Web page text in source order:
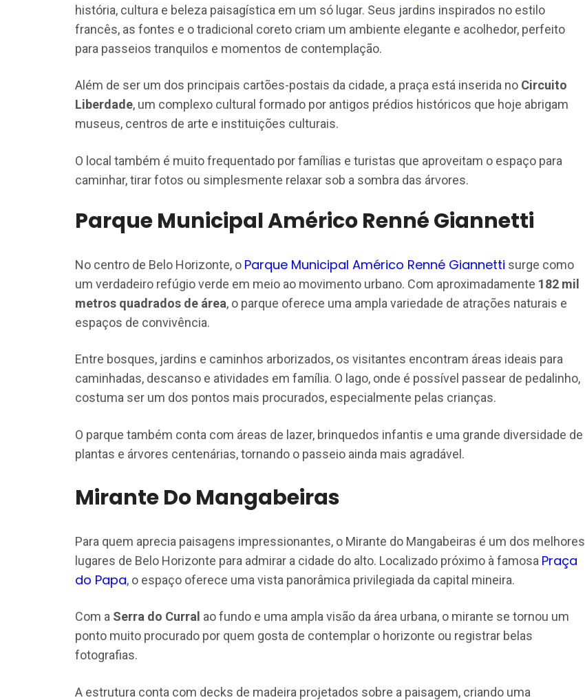
história, cultura e beleza paisagística em um só lugar. Seus jardins inspirados no estilo
francês, as fontes e o tradicional coreto criam um ambiente elegante e acolhedor, perfeito
para passeios tranquilos e momentos de contemplação.
Além de ser um dos principais cartões-postais da cidade, a praça está inserida no Circuito
Liberdade, um complexo cultural formado por antigos prédios históricos que hoje abrigam
museus, centros de arte e instituições culturais.
O local também é muito frequentado por famílias e turistas que aproveitam o espaço para
caminhar, tirar fotos ou simplesmente relaxar sob a sombra das árvores.
Parque Municipal Américo Renné Giannetti
No centro de Belo Horizonte, o Parque Municipal Américo Renné Giannetti surge como
um verdadeiro refúgio verde em meio ao movimento urbano. Com aproximadamente 182 mil
metros quadrados de área, o parque oferece uma ampla variedade de atrações naturais e
espaços de convivência.
Entre bosques, jardins e caminhos arborizados, os visitantes encontram áreas ideais para
caminhadas, descanso e atividades em família. O lago, onde é possível passear de pedalinho,
costuma ser um dos pontos mais procurados, especialmente pelas crianças.
O parque também conta com áreas de lazer, brinquedos infantis e uma grande diversidade de
plantas e árvores centenárias, tornando o passeio ainda mais agradável.
Mirante Do Mangabeiras
Para quem aprecia paisagens impressionantes, o Mirante do Mangabeiras é um dos melhores
lugares de Belo Horizonte para admirar a cidade do alto. Localizado próximo à famosa Praça
do Papa, o espaço oferece uma vista panorâmica privilegiada da capital mineira.
Com a Serra do Curral ao fundo e uma ampla visão da área urbana, o mirante se tornou um
ponto muito procurado por quem gosta de contemplar o horizonte ou registrar belas
fotografias.
A estrutura conta com decks de madeira projetados sobre a paisagem, criando uma